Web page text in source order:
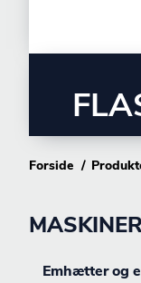
Forside
Emhætter og